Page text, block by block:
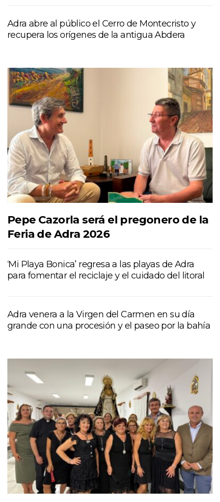
Adra abre al público el Cerro de Montecristo y
recupera los orígenes de la antigua Abdera
Pepe Cazorla será el pregonero de la
Feria de Adra 2026
‘Mi Playa Bonica’ regresa a las playas de Adra
para fomentar el reciclaje y el cuidado del litoral
Adra venera a la Virgen del Carmen en su día
grande con una procesión y el paseo por la bahía